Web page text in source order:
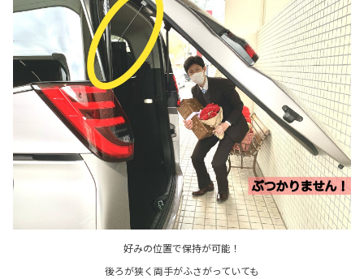
好みの位置で保持が可能！
後ろが狭く両手がふさがっていても